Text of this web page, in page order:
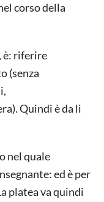
corso della
è: riferire
(senza
Quindi è da lì
nel quale
ed è per
platea va quindi